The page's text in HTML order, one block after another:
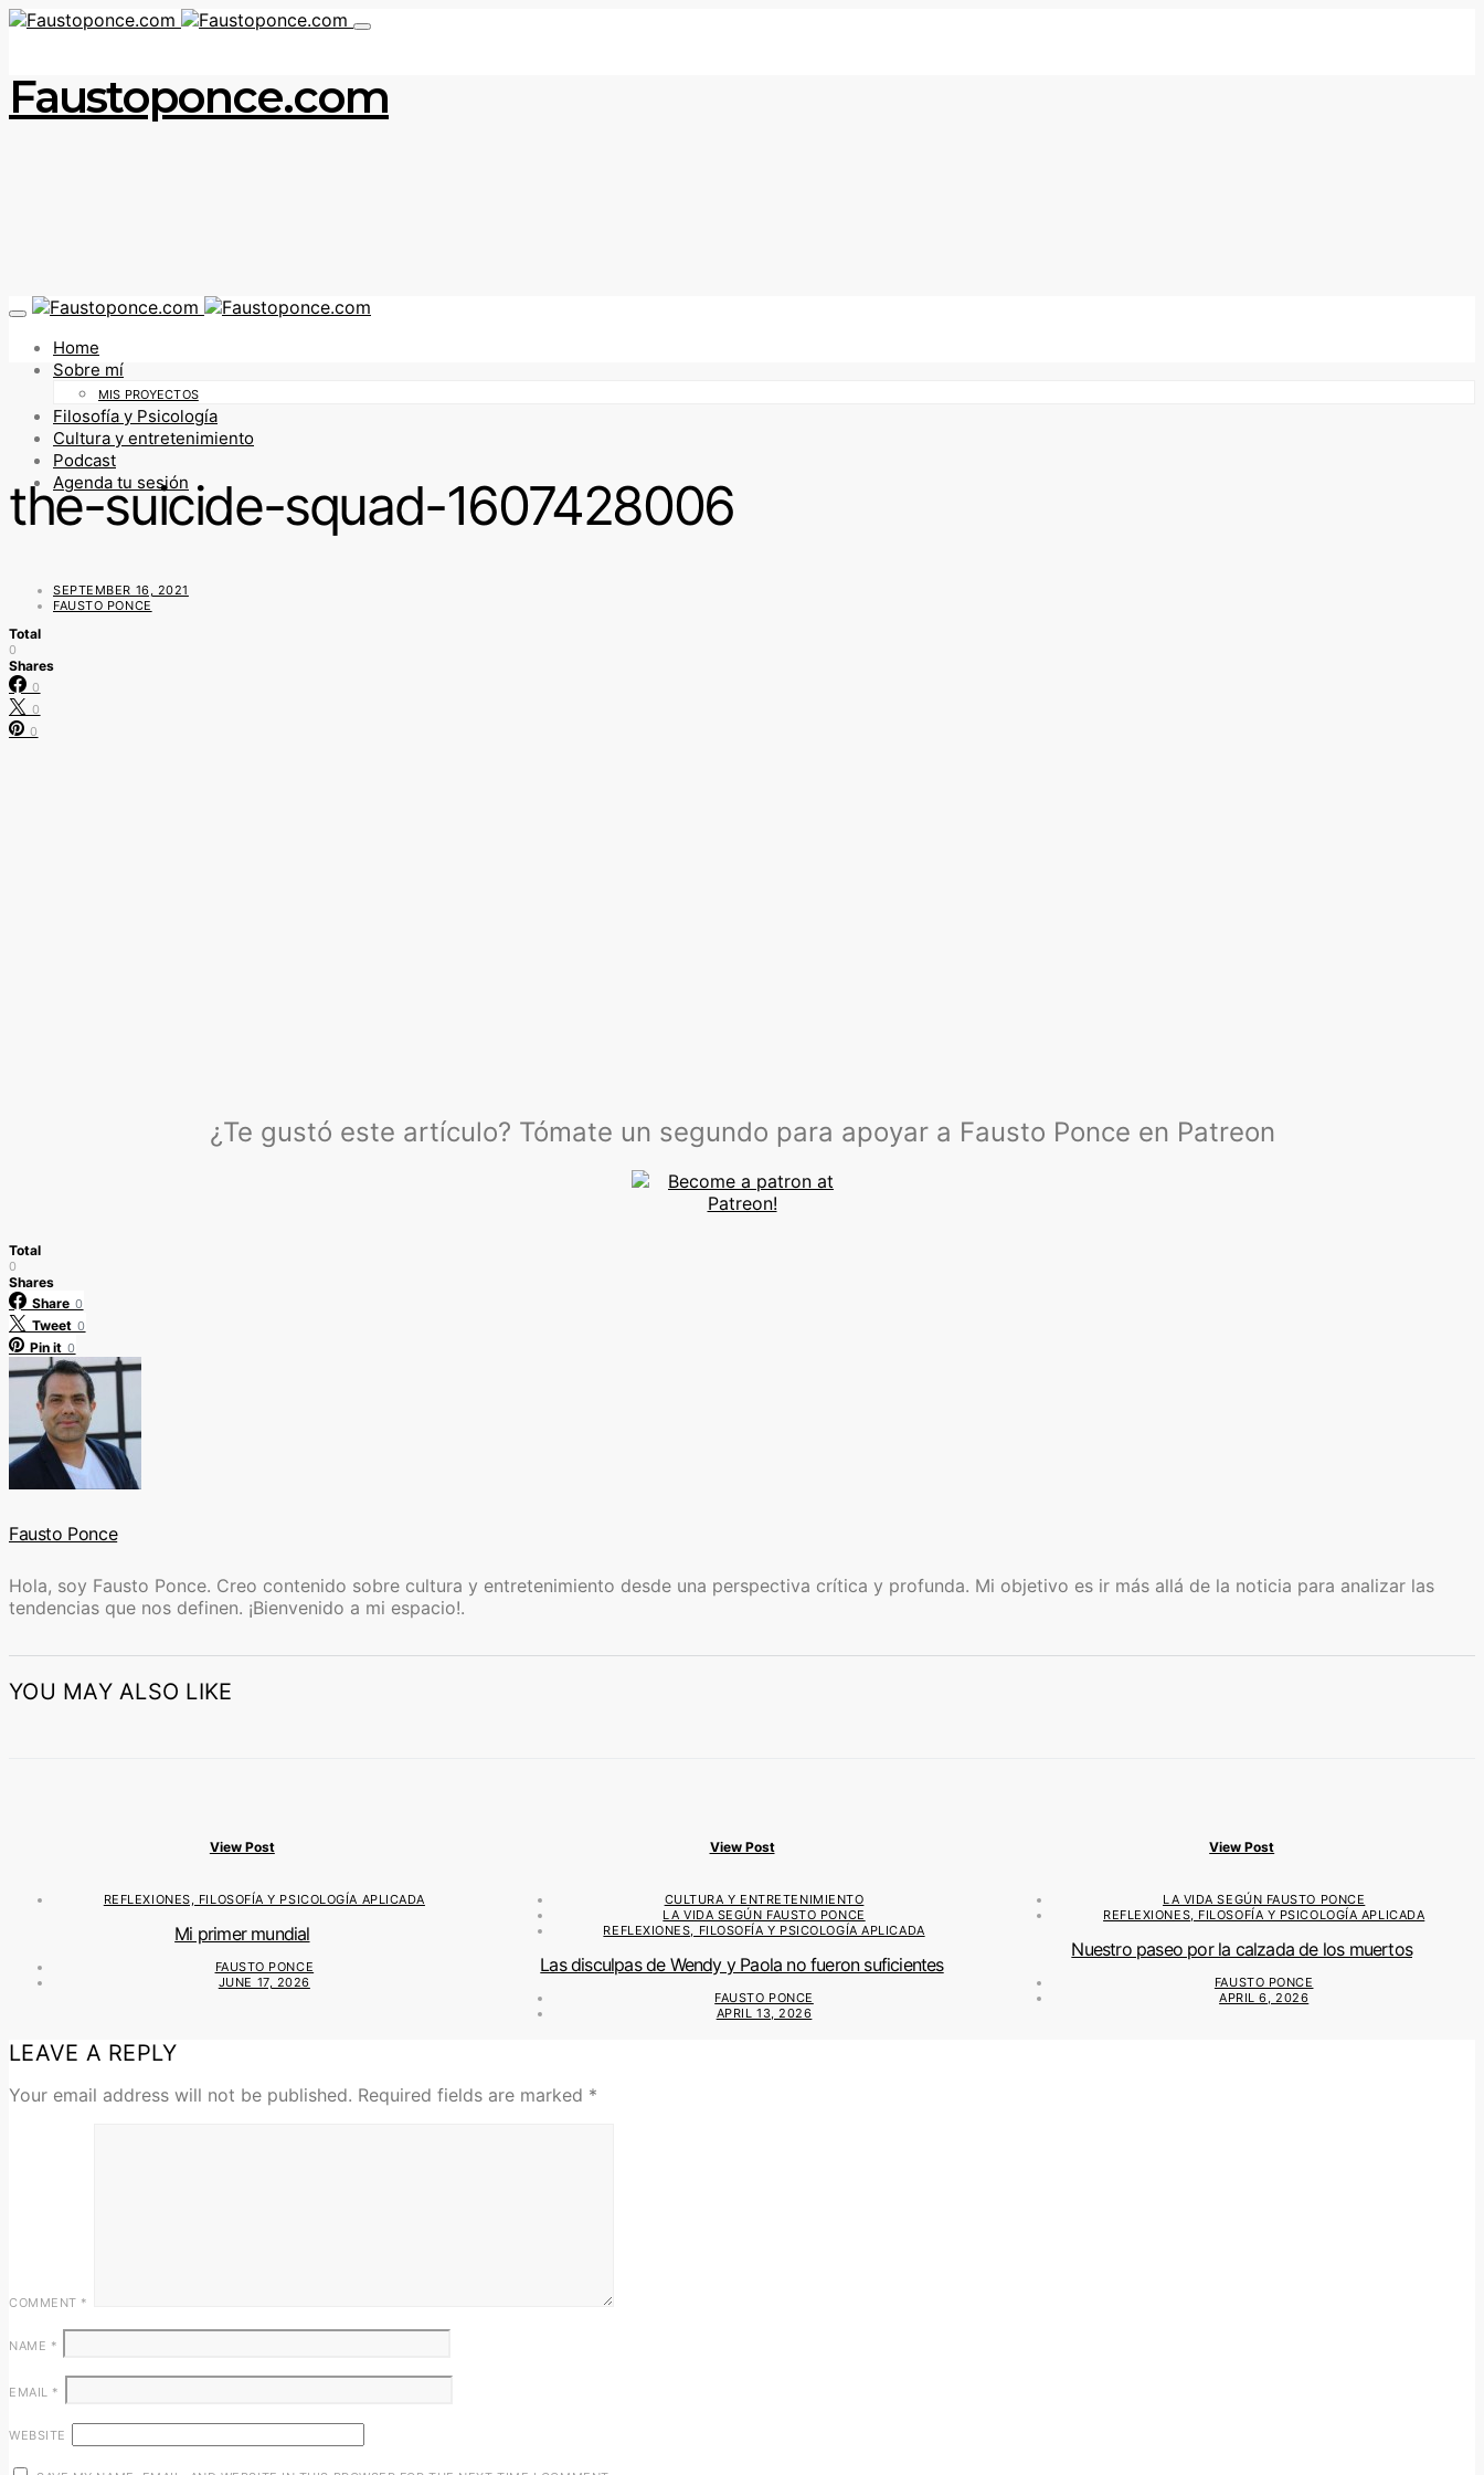
Faustoponce.com
Home
Sobre mí
MIS PROYECTOS
Filosofía y Psicología
Cultura y entretenimiento
Podcast
Agenda tu sesión
the-suicide-squad-1607428006
SEPTEMBER 16, 2021
FAUSTO PONCE
Total
0
Shares
0
0
0
¿Te gustó este artículo? Tómate un segundo para apoyar a Fausto Ponce en Patreon
Total
0
Shares
Share 0
Tweet 0
Pin it 0
Fausto Ponce
Hola, soy Fausto Ponce. Creo contenido sobre cultura y entretenimiento desde una perspectiva crítica y profunda. Mi objetivo es ir más allá de la noticia para analizar las
tendencias que nos definen. ¡Bienvenido a mi espacio!.
YOU MAY ALSO LIKE
View Post
REFLEXIONES, FILOSOFÍA Y PSICOLOGÍA APLICADA
Mi primer mundial
FAUSTO PONCE
JUNE 17, 2026
View Post
CULTURA Y ENTRETENIMIENTO
LA VIDA SEGÚN FAUSTO PONCE
REFLEXIONES, FILOSOFÍA Y PSICOLOGÍA APLICADA
Las disculpas de Wendy y Paola no fueron suficientes
FAUSTO PONCE
APRIL 13, 2026
View Post
LA VIDA SEGÚN FAUSTO PONCE
REFLEXIONES, FILOSOFÍA Y PSICOLOGÍA APLICADA
Nuestro paseo por la calzada de los muertos
FAUSTO PONCE
APRIL 6, 2026
LEAVE A REPLY
Your email address will not be published. Required fields are marked *
COMMENT *
NAME *
EMAIL *
WEBSITE